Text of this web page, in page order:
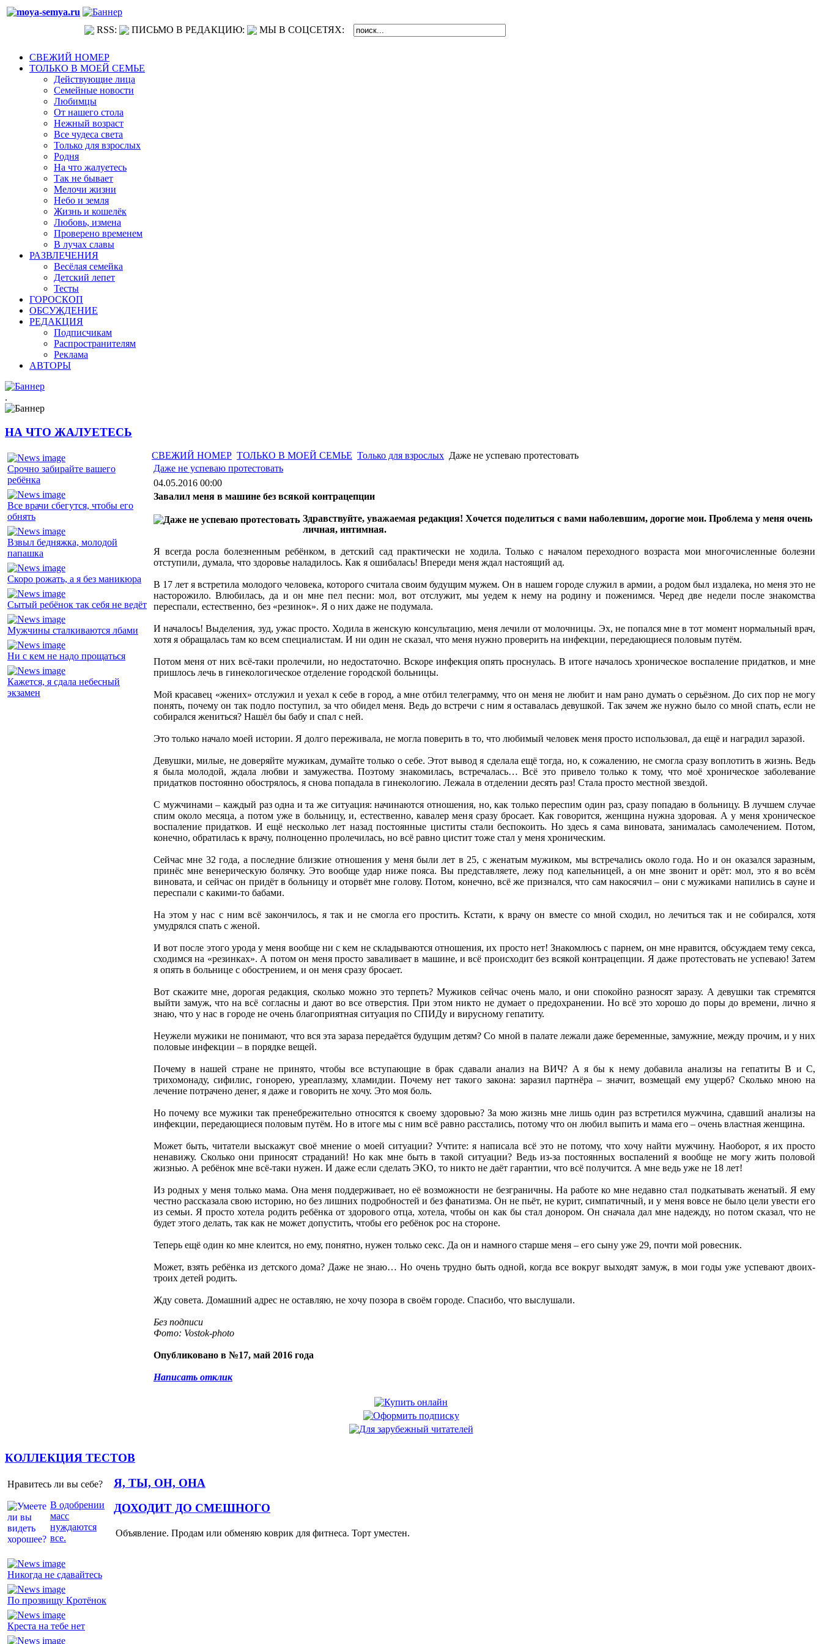
RSS: ПИСЬМО В РЕДАКЦИЮ: МЫ В СОЦСЕТЯХ:
СВЕЖИЙ НОМЕР
ТОЛЬКО В МОЕЙ СЕМЬЕ
Действующие лица
Семейные новости
Любимцы
От нашего стола
Нежный возраст
Все чудеса света
Только для взрослых
Родня
На что жалуетесь
Так не бывает
Мелочи жизни
Небо и земля
Жизнь и кошелёк
Любовь, измена
Проверено временем
В лучах славы
РАЗВЛЕЧЕНИЯ
Весёлая семейка
Детский лепет
Тесты
ГОРОСКОП
ОБСУЖДЕНИЕ
РЕДАКЦИЯ
Подписчикам
Распространителям
Реклама
АВТОРЫ
.
НА ЧТО ЖАЛУЕТЕСЬ
Срочно забирайте вашего
ребёнка
Все врачи сбегутся, чтобы его
обнять
Взвыл бедняжка, молодой
папашка
Скоро рожать, а я без маникюра
Сытый ребёнок так себя не ведёт
Мужчины сталкиваются лбами
Ни с кем не надо прощаться
Кажется, я сдала небесный
экзамен
СВЕЖИЙ НОМЕР ТОЛЬКО В МОЕЙ СЕМЬЕ Только для взрослых Даже не успеваю протестовать
Даже не успеваю протестовать
04.05.2016 00:00
Завалил меня в машине без всякой контрацепции
Здравствуйте, уважаемая редакция! Хочется поделиться с вами наболевшим, дорогие мои. Проблема у меня очень
личная, интимная.
Я всегда росла болезненным ребёнком, в детский сад практически не ходила. Только с началом переходного возраста мои многочисленные болезни
отступили, думала, что здоровье наладилось. Как я ошибалась! Впереди меня ждал настоящий ад.
В 17 лет я встретила молодого человека, которого считала своим будущим мужем. Он в нашем городе служил в армии, а родом был издалека, но меня это не
насторожило. Влюбилась, да и он мне пел песни: мол, вот отслужит, мы уедем к нему на родину и поженимся. Черед две недели после знакомства
переспали, естественно, без «резинок». Я о них даже не подумала.
И началось! Выделения, зуд, ужас просто. Ходила в женскую консультацию, меня лечили от молочницы. Эх, не попался мне в тот момент нормальный врач,
хотя я обращалась там ко всем специалистам. И ни один не сказал, что меня нужно проверить на инфекции, передающиеся половым путём.
Потом меня от них всё-таки пролечили, но недостаточно. Вскоре инфекция опять проснулась. В итоге началось хроническое воспаление придатков, и мне
пришлось лечь в гинекологическое отделение городской больницы.
Мой красавец «жених» отслужил и уехал к себе в город, а мне отбил телеграмму, что он меня не любит и нам рано думать о серьёзном. До сих пор не могу
понять, почему он так подло поступил, за что обидел меня. Ведь до встречи с ним я оставалась девушкой. Так зачем же нужно было со мной спать, если не
собирался жениться? Нашёл бы бабу и спал с ней.
Это только начало моей истории. Я долго переживала, не могла поверить в то, что любимый человек меня просто использовал, да ещё и наградил заразой.
Девушки, милые, не доверяйте мужикам, думайте только о себе. Этот вывод я сделала ещё тогда, но, к сожалению, не смогла сразу воплотить в жизнь. Ведь
я была молодой, ждала любви и замужества. Поэтому знакомилась, встречалась… Всё это привело только к тому, что моё хроническое заболевание
придатков постоянно обострялось, я снова попадала в гинекологию. Лежала в отделении десять раз! Стала просто местной звездой.
С мужчинами – каждый раз одна и та же ситуация: начинаются отношения, но, как только переспим один раз, сразу попадаю в больницу. В лучшем случае
спим около месяца, а потом уже в больницу, и, естественно, кавалер меня сразу бросает. Как говорится, женщина нужна здоровая. А у меня хроническое
воспаление придатков. И ещё несколько лет назад постоянные циститы стали беспокоить. Но здесь я сама виновата, занималась самолечением. Потом,
конечно, обратилась к врачу, полноценно пролечилась, но всё равно цистит тоже стал у меня хроническим.
Сейчас мне 32 года, а последние близкие отношения у меня были лет в 25, с женатым мужиком, мы встречались около года. Но и он оказался заразным,
принёс мне венерическую болячку. Это вообще удар ниже пояса. Вы представляете, лежу под капельницей, а он мне звонит и орёт: мол, это я во всём
виновата, и сейчас он придёт в больницу и оторвёт мне голову. Потом, конечно, всё же признался, что сам накосячил – они с мужиками напились в сауне и
переспали с какими-то бабами.
На этом у нас с ним всё закончилось, я так и не смогла его простить. Кстати, к врачу он вместе со мной сходил, но лечиться так и не собирался, хотя
умудрялся спать с женой.
И вот после этого урода у меня вообще ни с кем не складываются отношения, их просто нет! Знакомлюсь с парнем, он мне нравится, обсуждаем тему секса,
сходимся на «резинках». А потом он меня просто заваливает в машине, и всё происходит без всякой контрацепции. Я даже протестовать не успеваю! Затем
я опять в больнице с обострением, и он меня сразу бросает.
Вот скажите мне, дорогая редакция, сколько можно это терпеть? Мужиков сейчас очень мало, и они спокойно разносят заразу. А девушки так стремятся
выйти замуж, что на всё согласны и дают во все отверстия. При этом никто не думает о предохранении. Но всё это хорошо до поры до времени, лично я
знаю, что у нас в городе не очень благоприятная ситуация по СПИДу и вирусному гепатиту.
Неужели мужики не понимают, что вся эта зараза передаётся будущим детям? Со мной в палате лежали даже беременные, замужние, между прочим, и у них
половые инфекции – в порядке вещей.
Почему в нашей стране не принято, чтобы все вступающие в брак сдавали анализ на ВИЧ? А я бы к нему добавила анализы на гепатиты В и С,
трихомонаду, сифилис, гонорею, уреаплазму, хламидии. Почему нет такого закона: заразил партнёра – значит, возмещай ему ущерб? Сколько мною на
лечение потрачено денег, я даже и говорить не хочу. Это моя боль.
Но почему все мужики так пренебрежительно относятся к своему здоровью? За мою жизнь мне лишь один раз встретился мужчина, сдавший анализы на
инфекции, передающиеся половым путём. Но в итоге мы с ним всё равно расстались, потому что он любил выпить и мама его – очень властная женщина.
Может быть, читатели выскажут своё мнение о моей ситуации? Учтите: я написала всё это не потому, что хочу найти мужчину. Наоборот, я их просто
ненавижу. Сколько они приносят страданий! Но как мне быть в такой ситуации? Ведь из-за постоянных воспалений я вообще не могу жить половой
жизнью. А ребёнок мне всё-таки нужен. И даже если сделать ЭКО, то никто не даёт гарантии, что всё получится. А мне ведь уже не 18 лет!
Из родных у меня только мама. Она меня поддерживает, но её возможности не безграничны. На работе ко мне недавно стал подкатывать женатый. Я ему
честно рассказала свою историю, но без лишних подробностей и без фанатизма. Он не пьёт, не курит, симпатичный, и у меня вовсе не было цели увести его
из семьи. Я просто хотела родить ребёнка от здорового отца, хотела, чтобы он как бы стал донором. Он сначала дал мне надежду, но потом сказал, что не
будет этого делать, так как не может допустить, чтобы его ребёнок рос на стороне.
Теперь ещё один ко мне клеится, но ему, понятно, нужен только секс. Да он и намного старше меня – его сыну уже 29, почти мой ровесник.
Может, взять ребёнка из детского дома? Даже не знаю… Но очень трудно быть одной, когда все вокруг выходят замуж, в мои годы уже успевают двоих-
троих детей родить.
Жду совета. Домашний адрес не оставляю, не хочу позора в своём городе. Спасибо, что выслушали.
Без подписи
Фото: Vostok-photo
Опубликовано в №17, май 2016 года
Написать отклик
КОЛЛЕКЦИЯ ТЕСТОВ
Нравитесь ли вы себе?
В одобрении
масс
нуждаются
все.
Я, ТЫ, ОН, ОНА
Никогда не сдавайтесь
По прозвищу Кротёнок
Креста на тебе нет
ДОХОДИТ ДО СМЕШНОГО
Объявление. Продам или обменяю коврик для фитнеса. Торт уместен.